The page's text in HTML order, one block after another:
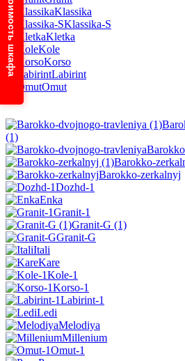
Klassika
Klassika-S
Kletka
Kole
Korso
Labirint
Omut
(1)
Barokko-
Barokko-zerkalnyj
Dozhd-1
Enka
Granit-1
Granit-G (1)
Granit-G
Itali
Kare
Kole-1
Korso-1
Labirint-1
Ledi
Melodiya
Millenium
Omut-1